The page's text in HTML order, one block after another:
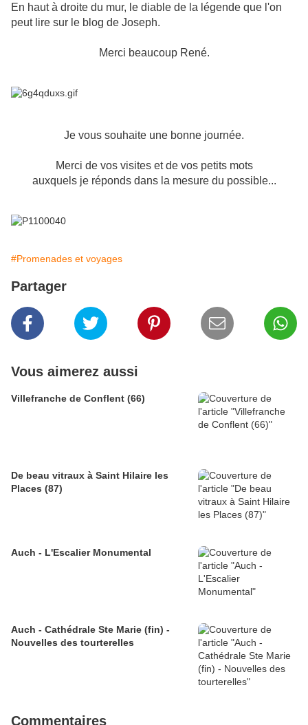
En haut à droite du mur, le diable de la légende que l'on
peut lire sur le blog de Joseph.
Merci beaucoup René.
Je vous souhaite une bonne journée.
Merci de vos visites et de vos petits mots
auxquels je réponds dans la mesure du possible...
#Promenades et voyages
Partager
Vous aimerez aussi
Villefranche de Conflent (66)
De beau vitraux à Saint Hilaire les
Places (87)
Auch - L'Escalier Monumental
Auch - Cathédrale Ste Marie (fin) -
Nouvelles des tourterelles
Commentaires